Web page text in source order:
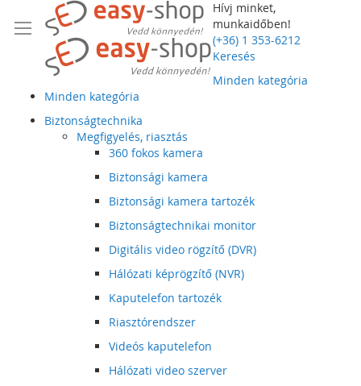
Hívj minket,
munkaidőben!
(+36) 1 353-6212
Keresés
Minden kategória
Minden kategória
Biztonságtechnika
Megfigyelés, riasztás
360 fokos kamera
Biztonsági kamera
Biztonsági kamera tartozék
Biztonságtechnikai monitor
Digitális video rögzítő (DVR)
Hálózati képrögzítő (NVR)
Kaputelefon tartozék
Riasztórendszer
Videós kaputelefon
Hálózati video szerver